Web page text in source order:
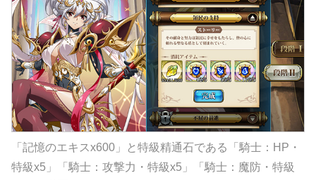
「記憶のエキスx600」と特級精通石である「騎士：HP・
特級x5」「騎士：攻撃力・特級x5」「騎士：魔防・特級